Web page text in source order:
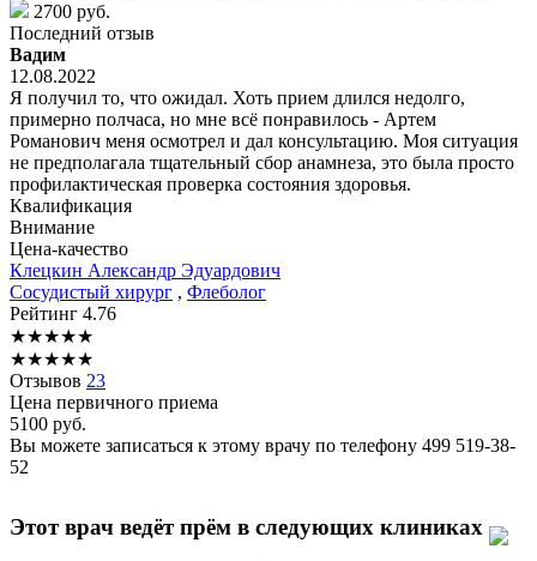
2700 руб.
Последний отзыв
Вадим
12.08.2022
Я получил то, что ожидал. Хоть прием длился недолго,
примерно полчаса, но мне всё понравилось - Артем
Романович меня осмотрел и дал консультацию. Моя ситуация
не предполагала тщательный сбор анамнеза, это была просто
профилактическая проверка состояния здоровья.
Квалификация
Внимание
Цена-качество
Клецкин Александр Эдуардович
Сосудистый хирург , Флеболог
Рейтинг 4.76
★★★★★
★★★★★
Отзывов 23
Цена первичного приема
5100 руб.
Вы можете записаться к этому врачу по телефону 499 519-38-
52
Этот врач ведёт прём в следующих клиниках